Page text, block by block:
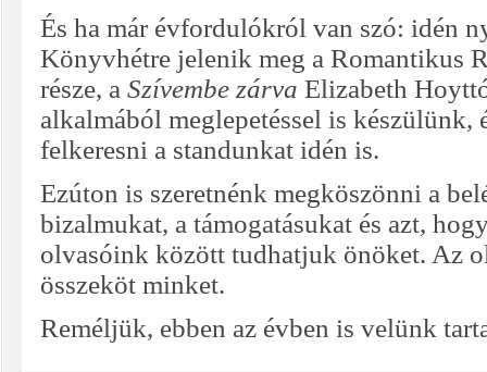
És ha már évfordulókról van szó: idén
Könyvhétre jelenik meg a Romantikus
része, a Szívembe zárva Elizabeth
alkalmából meglepetéssel is készülünk,
felkeresni a standunkat idén is.
Ezúton is szeretnénk megköszönni a
bizalmukat, a támogatásukat és azt,
olvasóink között tudhatjuk önöket. Az
összeköt minket.
Reméljük, ebben az évben is velünk